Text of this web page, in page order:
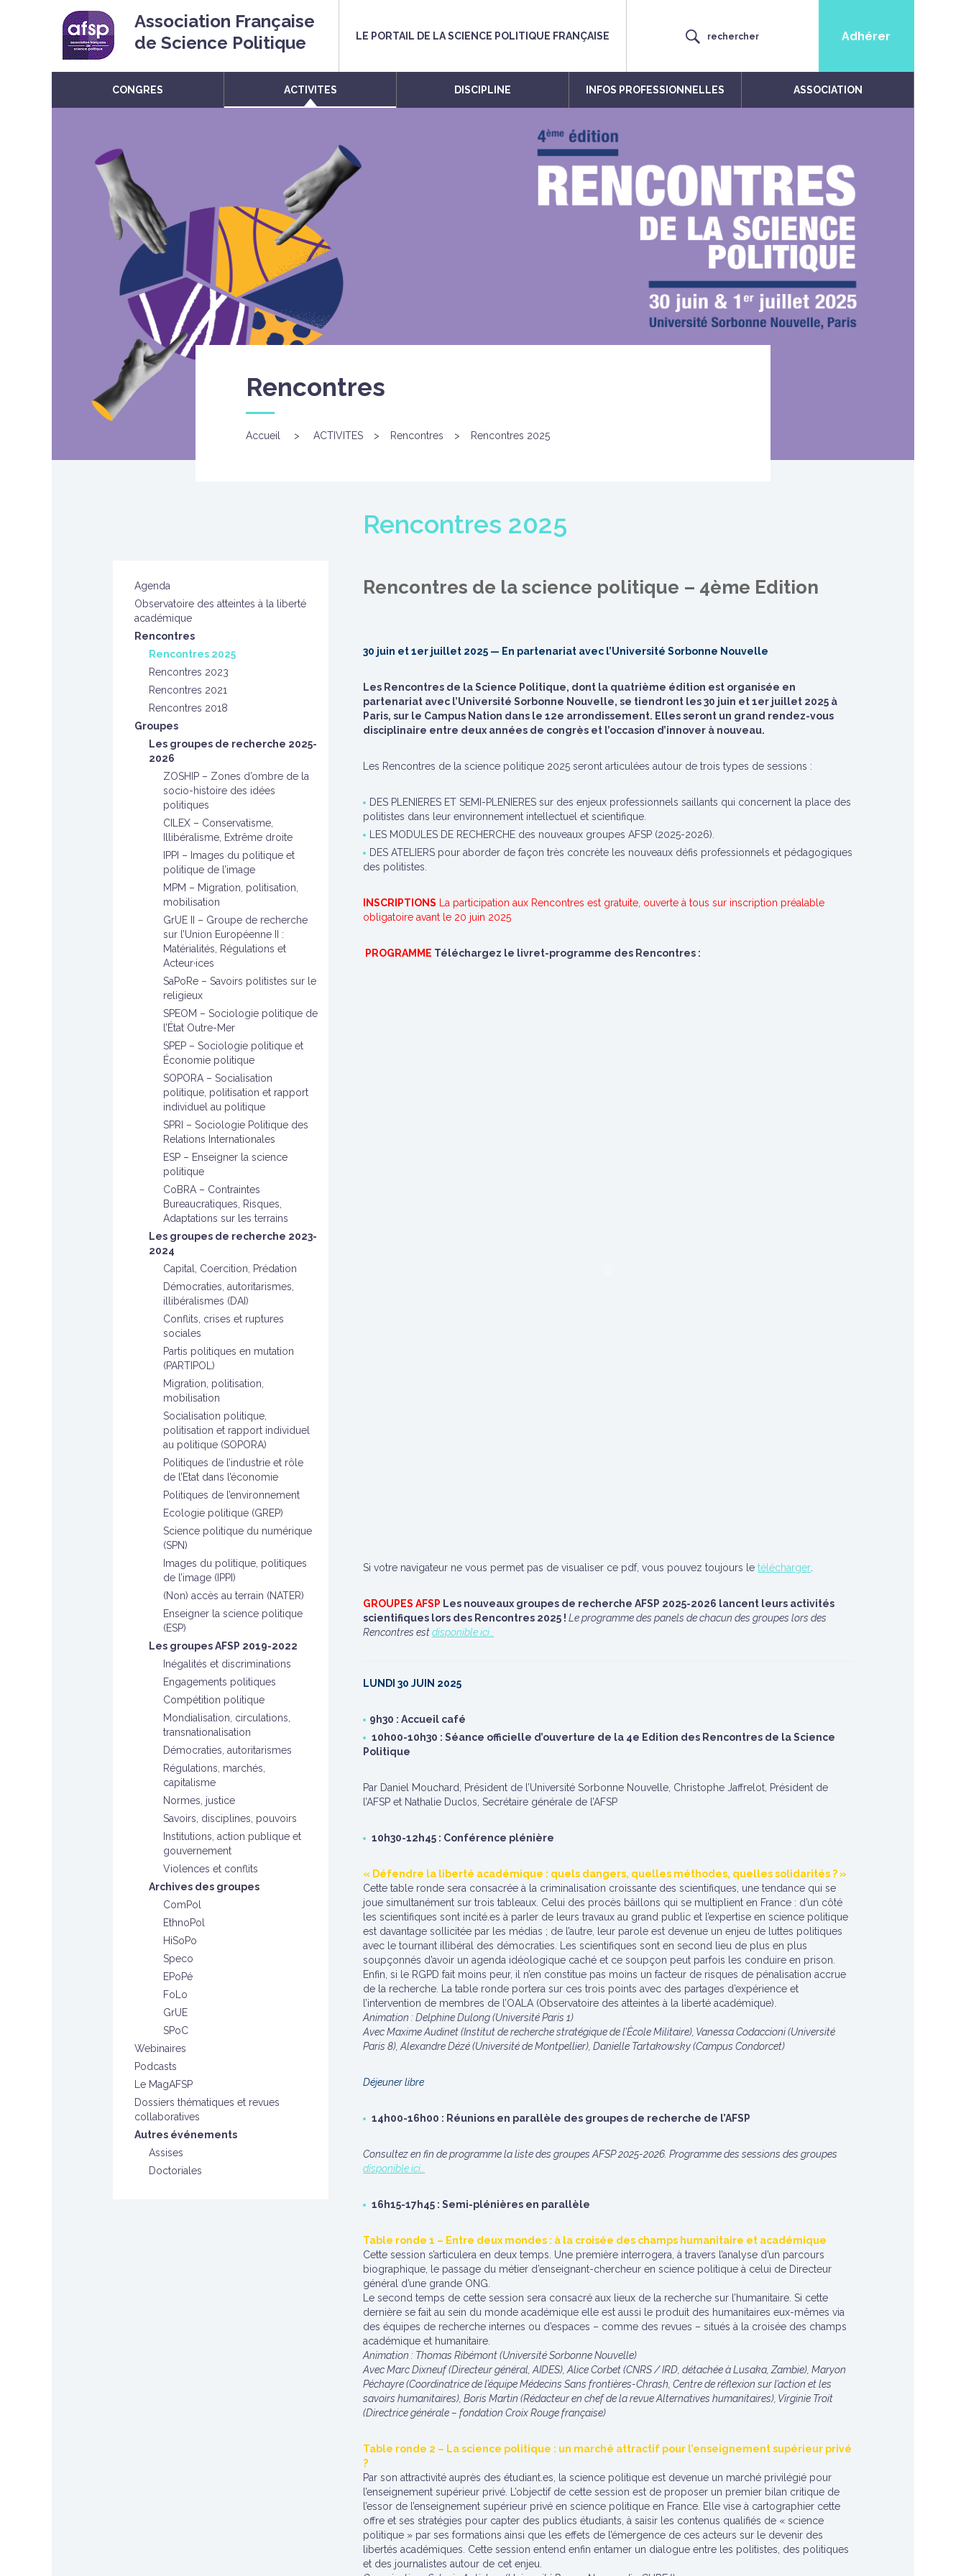
Association Française
de Science Politique
LE PORTAIL DE LA SCIENCE POLITIQUE FRANÇAISE rechercher Adhérer
CONGRES ACTIVITES DISCIPLINE INFOS PROFESSIONNELLES ASSOCIATION
Rencontres
Accueil > ACTIVITES > Rencontres > Rencontres 2025
Agenda
Observatoire des atteintes à la liberté
académique
Rencontres
Rencontres 2025
Rencontres 2023
Rencontres 2021
Rencontres 2018
Groupes
Les groupes de recherche 2025-
2026
ZOSHIP – Zones d’ombre de la
socio-histoire des idées
politiques
CILEX – Conservatisme,
Illibéralisme, Extrême droite
IPPI – Images du politique et
politique de l’image
MPM – Migration, politisation,
mobilisation
GrUE II – Groupe de recherche
sur l’Union Européenne II :
Matérialités, Régulations et
Acteur·ices
SaPoRe – Savoirs politistes sur le
religieux
SPEOM – Sociologie politique de
l’État Outre-Mer
SPEP – Sociologie politique et
Économie politique
SOPORA – Socialisation
politique, politisation et rapport
individuel au politique
SPRI – Sociologie Politique des
Relations Internationales
ESP – Enseigner la science
politique
CoBRA – Contraintes
Bureaucratiques, Risques,
Adaptations sur les terrains
Les groupes de recherche 2023-
2024
Capital, Coercition, Prédation
Démocraties, autoritarismes,
illibéralismes (DAI)
Conflits, crises et ruptures
sociales
Partis politiques en mutation
(PARTIPOL)
Migration, politisation,
mobilisation
Socialisation politique,
politisation et rapport individuel
au politique (SOPORA)
Politiques de l’industrie et rôle
de l’Etat dans l’économie
Politiques de l’environnement
Ecologie politique (GREP)
Science politique du numérique
(SPN)
Images du politique, politiques
de l’image (IPPI)
(Non) accès au terrain (NATER)
Enseigner la science politique
(ESP)
Les groupes AFSP 2019-2022
Inégalités et discriminations
Engagements politiques
Compétition politique
Mondialisation, circulations,
transnationalisation
Démocraties, autoritarismes
Régulations, marchés,
capitalisme
Normes, justice
Savoirs, disciplines, pouvoirs
Institutions, action publique et
gouvernement
Violences et conflits
Archives des groupes
ComPol
EthnoPol
HiSoPo
Speco
EPoPé
FoLo
GrUE
SPoC
Webinaires
Podcasts
Le MagAFSP
Dossiers thématiques et revues
collaboratives
Autres événements
Assises
Doctoriales
Rencontres 2025
Rencontres de la science politique – 4ème Edition
30 juin et 1er juillet 2025 — En partenariat avec l’Université Sorbonne Nouvelle
Les Rencontres de la Science Politique, dont la quatrième édition est organisée en
partenariat avec l’Université Sorbonne Nouvelle, se tiendront les 30 juin et 1er juillet 2025 à
Paris, sur le Campus Nation dans le 12e arrondissement. Elles seront un grand rendez-vous
disciplinaire entre deux années de congrès et l’occasion d’innover à nouveau.
Les Rencontres de la science politique 2025 seront articulées autour de trois types de sessions :
DES PLENIERES ET SEMI-PLENIERES sur des enjeux professionnels saillants qui concernent la place des
politistes dans leur environnement intellectuel et scientifique.
LES MODULES DE RECHERCHE des nouveaux groupes AFSP (2025-2026).
DES ATELIERS pour aborder de façon très concrète les nouveaux défis professionnels et pédagogiques
des politistes.
INSCRIPTIONS La participation aux Rencontres est gratuite, ouverte à tous sur inscription préalable
obligatoire avant le 20 juin 2025
PROGRAMME Téléchargez le livret-programme des Rencontres :
Si votre navigateur ne vous permet pas de visualiser ce pdf, vous pouvez toujours letélécharger
GROUPES AFSP Les nouveaux groupes de recherche AFSP 2025-2026 lancent leurs activités
scientifiques lors des Rencontres 2025 !Le programme des panels de chacun des groupes lors des
Rencontres estdisponible ici…
LUNDI 30 JUIN 2025
9h30 : Accueil café
10h00-10h30 : Séance officielle d’ouverture de la 4e Edition des Rencontres de la Science
Politique
Par Daniel Mouchard, Président de l’Université Sorbonne Nouvelle, Christophe Jaffrelot, Président de
l’AFSP et Nathalie Duclos, Secrétaire générale de l’AFSP
10h30-12h45 : Conférence plénière
« Défendre la liberté académique : quels dangers, quelles méthodes, quelles solidarités ? »
Cette table ronde sera consacrée à la criminalisation croissante des scientifiques, une tendance qui se
joue simultanément sur trois tableaux. Celui des procès bâillons qui se multiplient en France : d’un côté
les scientifiques sont incité.es à parler de leurs travaux au grand public et l’expertise en science politique
est davantage sollicitée par les médias ; de l’autre, leur parole est devenue un enjeu de luttes politiques
avec le tournant illibéral des démocraties. Les scientifiques sont en second lieu de plus en plus
soupçonnés d’avoir un agenda idéologique caché et ce soupçon peut parfois les conduire en prison.
Enfin, si le RGPD fait moins peur, il n’en constitue pas moins un facteur de risques de pénalisation accrue
de la recherche. La table ronde portera sur ces trois points avec des partages d’expérience et
l’intervention de membres de l’OALA (Observatoire des atteintes à la liberté académique).
Animation : Delphine Dulong (Université Paris 1)
Avec Maxime Audinet (Institut de recherche stratégique de l’École Militaire), Vanessa Codaccioni (Université
Paris 8), Alexandre Dézé (Université de Montpellier), Danielle Tartakowsky (Campus Condorcet)
Déjeuner libre
14h00-16h00 : Réunions en parallèle des groupes de recherche de l’AFSP
Consultez en fin de programme la liste des groupes AFSP 2025-2026. Programme des sessions des groupes
disponible ici…
16h15-17h45 : Semi-plénières en parallèle
Table ronde 1 – Entre deux mondes : à la croisée des champs humanitaire et académique
Cette session s’articulera en deux temps. Une première interrogera, à travers l’analyse d’un parcours
biographique, le passage du métier d’enseignant-chercheur en science politique à celui de Directeur
général d’une grande ONG.
Le second temps de cette session sera consacré aux lieux de la recherche sur l’humanitaire. Si cette
dernière se fait au sein du monde académique elle est aussi le produit des humanitaires eux-mêmes via
des équipes de recherche internes ou d’espaces – comme des revues – situés à la croisée des champs
académique et humanitaire.
Animation : Thomas Ribémont (Université Sorbonne Nouvelle)
Avec Marc Dixneuf (Directeur général, AIDES), Alice Corbet (CNRS / IRD, détachée à Lusaka, Zambie), Maryon
Péchayre (Coordinatrice de l’équipe Médecins Sans frontières-Chrash, Centre de réflexion sur l’action et les
savoirs humanitaires), Boris Martin (Rédacteur en chef de la revue Alternatives humanitaires), Virginie Troit
(Directrice générale – fondation Croix Rouge française)
Table ronde 2 – La science politique : un marché attractif pour l’enseignement supérieur privé
?
Par son attractivité auprès des étudiant.es, la science politique est devenue un marché privilégié pour
l’enseignement supérieur privé. L’objectif de cette session est de proposer un premier bilan critique de
l’essor de l’enseignement supérieur privé en science politique en France. Elle vise à cartographier cette
offre et ses stratégies pour capter des publics étudiants, à saisir les contenus qualifiés de « science
politique » par ses formations ainsi que les effets de l’émergence de ces acteurs sur le devenir des
libertés académiques. Cette session entend enfin entamer un dialogue entre les politistes, des politiques
et des journalistes autour de cet enjeu.